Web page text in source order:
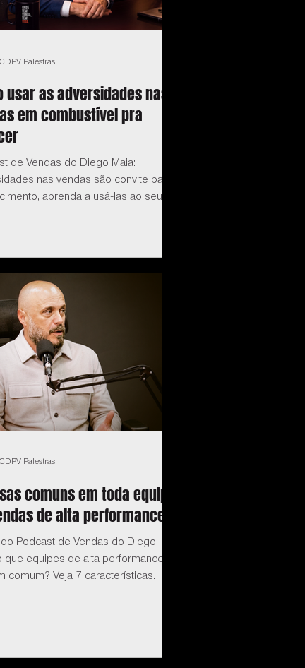
usar as adversidades nas
em combustível pra
de Vendas do Diego Maia:
nas vendas são convite para
aprenda a usá-las ao seu
CDPV Palestras
comuns em toda equipe
de alta performance
Podcast de Vendas do Diego
que equipes de alta performance
comum? Veja 7 características.
CDPV Palestras